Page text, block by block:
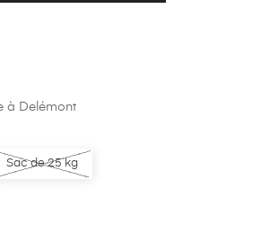
à Delémont
Sac de 25 kg